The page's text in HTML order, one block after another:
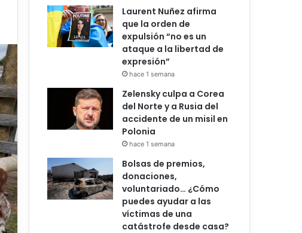
Laurent Nuñez afirma
que la orden de
expulsión “no es un
ataque a la libertad de
expresión”
hace 1 semana
Zelensky culpa a Corea
del Norte y a Rusia del
accidente de un misil en
Polonia
hace 1 semana
Bolsas de premios,
donaciones,
voluntariado… ¿Cómo
puedes ayudar a las
víctimas de una
catástrofe desde casa?